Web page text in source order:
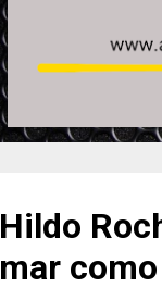
Hildo
mar